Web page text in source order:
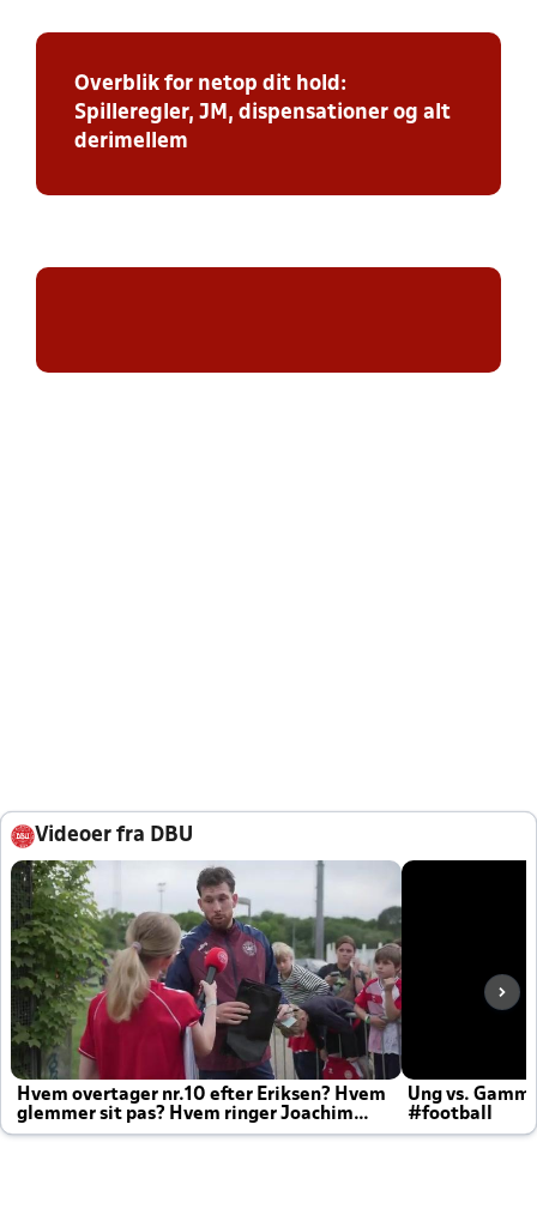
Overblik for netop dit hold:
Spilleregler, JM, dispensationer og alt
derimellem
Videoer fra DBU
Hvem overtager nr.10 efter Eriksen? Hvem
glemmer sit pas? Hvem ringer Joachim
altid til efter kampe?
Ung vs.
#football